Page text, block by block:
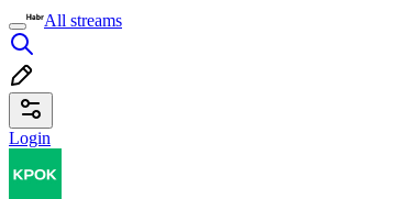
All streams
Login